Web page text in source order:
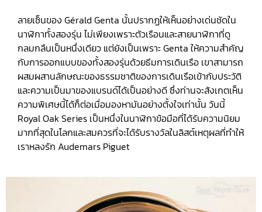
ลายเซ็นของ Gérald Genta นั้นปรากฏให้เห็นอย่างเด่นชัดใน
นาฬิกาทั้งสองรุ่น ไม่เพียงเพราะตัวเรือนและสายนาฬิกาที่ดู
กลมกลืนเป็นหนึ่งเดียว แต่ยังเป็นเพราะ Genta ให้ความสำคัญ
กับการออกแบบของทั้งสองรุ่นด้วยธีมการเดินเรือ เขาสามารถ
ผสมผสานลักษณะของธรรมชาติของการเดินเรือเข้ากับประวัติ
และความเป็นมาของแบรนด์ได้เป็นอย่างดี ซึ่งท่านจะสังเกตเห็น
ความพิเศษนี้ได้ก็ต่อเมื่อมองหามันอย่างตั้งใจเท่านั้น วันนี้
Royal Oak Series เป็นหนึ่งในนาฬิกาข้อมือที่ได้รับความนิยม
มากที่สุดในโลกและสมควรที่จะได้รับรางวัลในลิสต์เหตุผลที่ทำให้
เราหลงรัก Audemars Piguet